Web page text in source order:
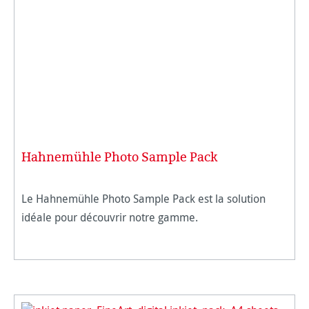
Hahnemühle Photo Sample Pack
Le Hahnemühle Photo Sample Pack est la solution
idéale pour découvrir notre gamme.